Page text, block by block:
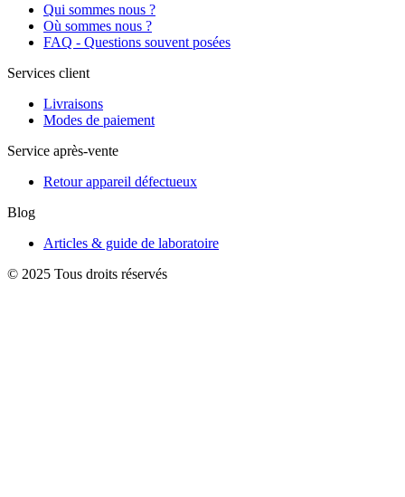
Qui sommes nous ?
Où sommes nous ?
FAQ - Questions souvent posées
Services client
Livraisons
Modes de paiement
Service après-vente
Retour appareil défectueux
Blog
Articles & guide de laboratoire
© 2025 Tous droits réservés